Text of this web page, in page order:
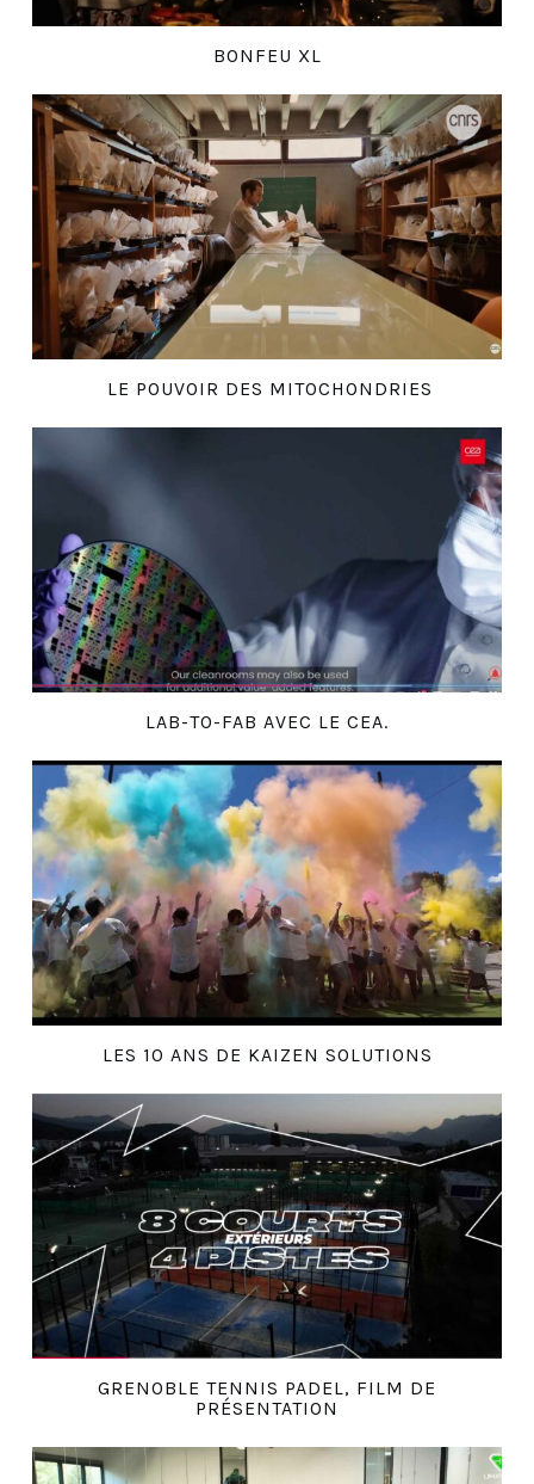
BONFEU XL
LE POUVOIR DES MITOCHONDRIES
LAB-TO-FAB AVEC LE CEA.
LES 10 ANS DE KAIZEN SOLUTIONS
GRENOBLE TENNIS PADEL, FILM DE
PRÉSENTATION